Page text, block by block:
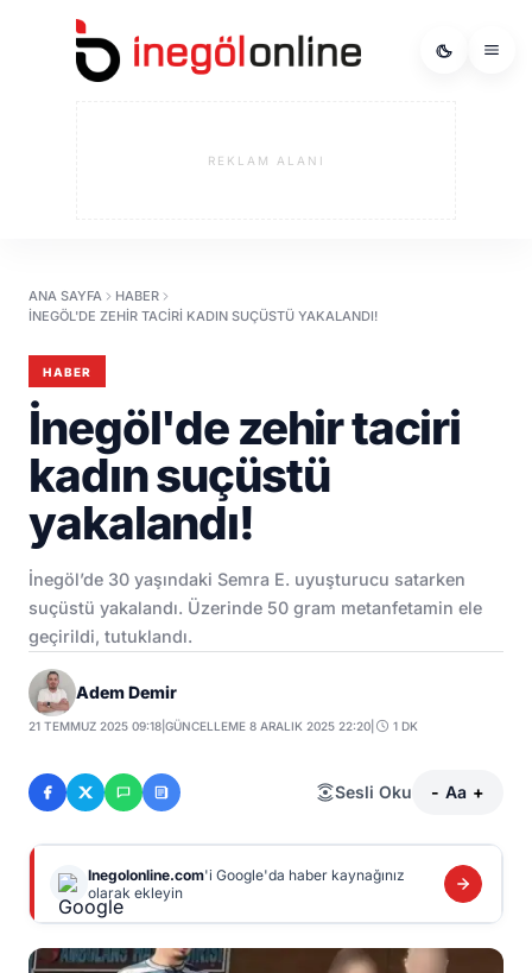
REKLAM ALANI
ANA SAYFA
HABER
İNEGÖL'DE ZEHIR TACIRI KADIN SUÇÜSTÜ YAKALANDI!
HABER
İnegöl'de zehir taciri
kadın suçüstü
yakalandı!
İnegöl’de 30 yaşındaki Semra E. uyuşturucu satarken
suçüstü yakalandı. Üzerinde 50 gram metanfetamin ele
geçirildi, tutuklandı.
Adem Demir
21 TEMMUZ 2025 09:18 |GÜNCELLEME 8 ARALIK 2025 22:20 1 DK
Sesli Oku - Aa +
Inegolonline.com'i Google'da haber kaynağınız
olarak ekleyin